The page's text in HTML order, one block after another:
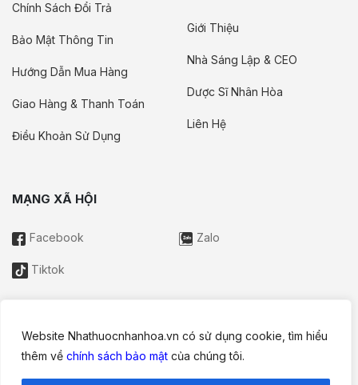
Website Nhathuocnhanhoa.vn có sử dụng cookie, tìm hiểu
thêm về chính sách bảo mật của chúng tôi.
Chính Sách Đổi Trả
Bảo Mật Thông Tin
Hướng Dẫn Mua Hàng
Giao Hàng & Thanh Toán
Điều Khoản Sử Dụng
Giới Thiệu
Nhà Sáng Lập & CEO
Dược Sĩ Nhân Hòa
Liên Hệ
MẠNG XÃ HỘI
Facebook Zalo
Tiktok
Thông tin trên website này chỉ mang tính chất nội bộ tham khảo;